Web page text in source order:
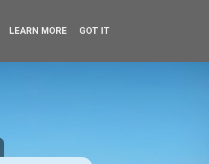
LEARN MORE GOT IT